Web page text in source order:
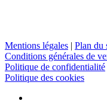
Mentions légales | Plan du
Conditions générales de
Politique de confidentialité
Politique des cookies